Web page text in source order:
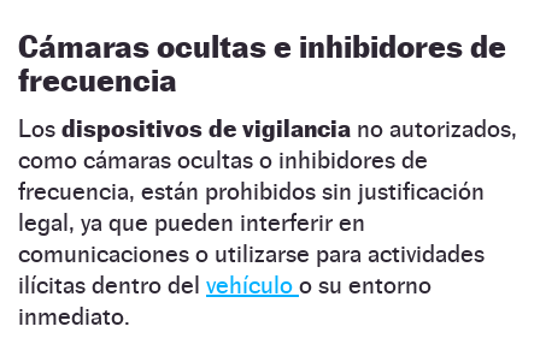
Cámaras ocultas e inhibidores de
frecuencia
Los dispositivos de vigilancia no autorizados,
como cámaras ocultas o inhibidores de
frecuencia, están prohibidos sin justificación
legal, ya que pueden interferir en
comunicaciones o utilizarse para actividades
ilícitas dentro del vehículo o su entorno
inmediato.